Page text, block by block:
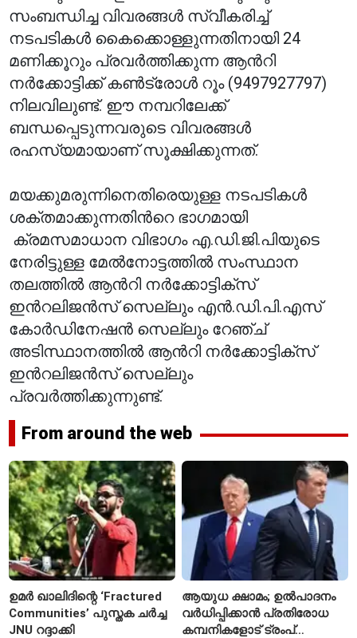
സംബന്ധിച്ച വിവരങ്ങള്‍ സ്വീകരിച്ച്
നടപടികള്‍ കൈക്കൊള്ളുന്നതിനായി 24
മണിക്കൂറും പ്രവര്‍ത്തിക്കുന്ന ആന്‍റി
നര്‍ക്കോട്ടിക്ക് കണ്‍ട്രോള്‍ റൂം (9497927797)
നിലവിലുണ്ട്. ഈ നമ്പറിലേക്ക്
ബന്ധപ്പെടുന്നവരുടെ വിവരങ്ങള്‍
രഹസ്യമായാണ് സൂക്ഷിക്കുന്നത്.
മയക്കുമരുന്നിനെതിരെയുള്ള നടപടികള്‍
ശക്തമാക്കുന്നതിന്‍റെ ഭാഗമായി
ക്രമസമാധാന വിഭാഗം എ.ഡി.ജി.പിയുടെ
നേരിട്ടുള്ള മേല്‍നോട്ടത്തില്‍ സംസ്ഥാന
തലത്തില്‍ ആന്‍റി നര്‍ക്കോട്ടിക്സ്
ഇന്‍റലിജന്‍സ് സെല്ലും എന്‍.ഡി.പി.എസ്
കോര്‍ഡിനേഷന്‍ സെല്ലും റേഞ്ച്
അടിസ്ഥാനത്തില്‍ ആന്‍റി നര്‍ക്കോട്ടിക്സ്
ഇന്‍റലിജന്‍സ് സെല്ലും
പ്രവര്‍ത്തിക്കുന്നുണ്ട്.
From around the web
ഉമർ ഖാലിദിന്റെ ‘Fractured
Communities’ പുസ്തക ചർച്ച
JNU റദ്ദാക്കി
ആയുധ ക്ഷാമം; ഉൽപാദനം
വർധിപ്പിക്കാൻ പ്രതിരോധ
കമ്പനികളോട് ട്രംപ്